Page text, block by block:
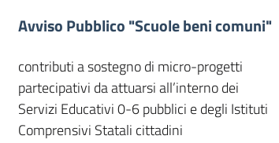
Avviso Pubblico "Scuole beni comuni"
contributi a sostegno di micro-progetti
partecipativi da attuarsi all’interno dei
Servizi Educativi 0-6 pubblici e degli Istituti
Comprensivi Statali cittadini